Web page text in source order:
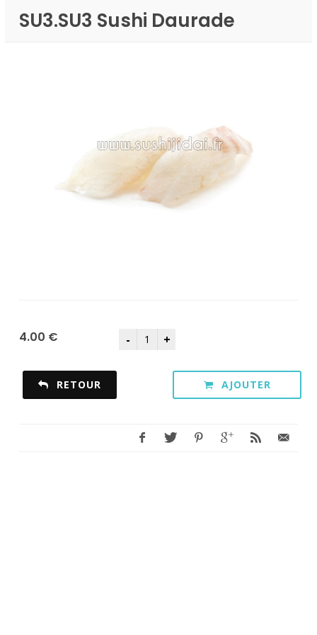
SU3.SU3 Sushi Daurade
4.00 €
RETOUR AJOUTER